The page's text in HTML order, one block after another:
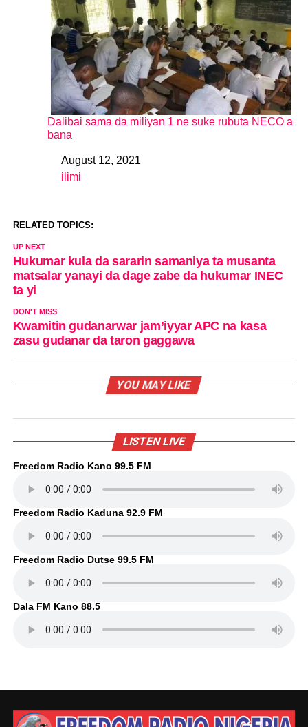
Dalibai sama da miliyan 1 ne suke rubuta NECO a
bana
DateAugust 12, 2021
In relation to
ilimi
RELATED TOPICS:
UP NEXT
Hukumar kula da sararin samaniya ta musanta
matsalar yanayi da dage zabe da hukumar INEC
ta yi
DON'T MISS
Kwamitin gudanarwar jam’iyyar APC na kasa
zasu gudanar da taron gaggawa
YOU MAY LIKE
LISTEN LIVE
Freedom Radio Kano 99.5 FM
Freedom Radio Kaduna 92.9 FM
Freedom Radio Dutse 99.5 FM
Dala FM Kano 88.5